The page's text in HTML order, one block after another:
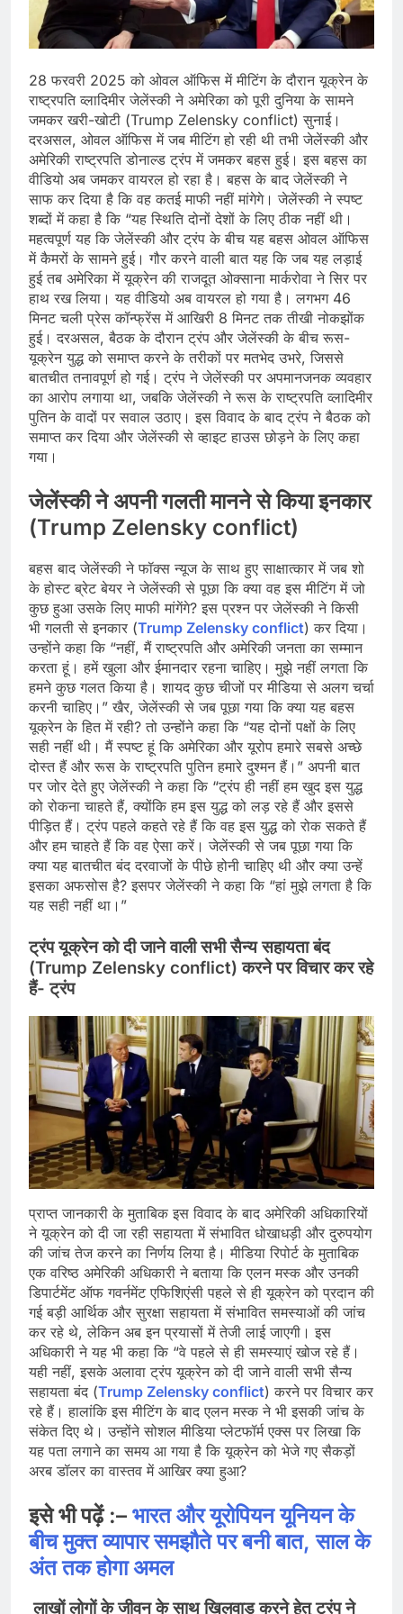
Scheme को मंजूरी दी, खेल ढाँचे को मजबूत
करने के लिए ₹36,441 करोड़ का बड़ा
प्रावधान
August 1, 2026
कॉमनवेल्थ गेम्स 2026 में आज भारत के लिए
में कई पदक मुकाबले, स्वर्ण पर निगाहें
August 1, 2026
MCC जल्द जारी करेगा NEET UG 2026
काउंसलिंग शेड्यूल, लाखों अभ्यर्थियों का
इंतजार अंतिम चरण में
July 31, 2026
28 फरवरी 2025 को ओवल ऑफिस में मीटिंग के दौरान यूक्रेन के
राष्ट्रपति व्लादिमीर जेलेंस्की ने अमेरिका को पूरी दुनिया के सामने
जमकर खरी-खोटी (Trump Zelensky conflict) सुनाई।
दरअसल, ओवल ऑफिस में जब मीटिंग हो रही थी तभी जेलेंस्की और
अमेरिकी राष्ट्रपति डोनाल्ड ट्रंप में जमकर बहस हुई। इस बहस का
वीडियो अब जमकर वायरल हो रहा है। बहस के बाद जेलेंस्की ने
साफ कर दिया है कि वह कतई माफी नहीं मांगेगे। जेलेंस्की ने स्पष्ट
शब्दों में कहा है कि “यह स्थिति दोनों देशों के लिए ठीक नहीं थी।
महत्वपूर्ण यह कि जेलेंस्की और ट्रंप के बीच यह बहस ओवल ऑफिस
में कैमरों के सामने हुई। गौर करने वाली बात यह कि जब यह लड़ाई
हुई तब अमेरिका में यूक्रेन की राजदूत ओक्साना मार्करोवा ने सिर पर
हाथ रख लिया। यह वीडियो अब वायरल हो गया है। लगभग 46
मिनट चली प्रेस कॉन्फ्रेंस में आखिरी 8 मिनट तक तीखी नोकझोंक
हुई। दरअसल, बैठक के दौरान ट्रंप और जेलेंस्की के बीच रूस-
यूक्रेन युद्ध को समाप्त करने के तरीकों पर मतभेद उभरे, जिससे
बातचीत तनावपूर्ण हो गई। ट्रंप ने जेलेंस्की पर अपमानजनक व्यवहार
का आरोप लगाया था, जबकि जेलेंस्की ने रूस के राष्ट्रपति व्लादिमीर
पुतिन के वादों पर सवाल उठाए। इस विवाद के बाद ट्रंप ने बैठक को
समाप्त कर दिया और जेलेंस्की से व्हाइट हाउस छोड़ने के लिए कहा
गया।
जेलेंस्की ने अपनी गलती मानने से किया इनकार
(Trump Zelensky conflict)
बहस बाद जेलेंस्की ने फॉक्स न्यूज के साथ हुए साक्षात्कार में जब शो
के होस्ट ब्रेट बेयर ने जेलेंस्की से पूछा कि क्या वह इस मीटिंग में जो
कुछ हुआ उसके लिए माफी मांगेंगे? इस प्रश्न पर जेलेंस्की ने किसी
भी गलती से इनकार (Trump Zelensky conflict) कर दिया।
उन्होंने कहा कि “नहीं, मैं राष्ट्रपति और अमेरिकी जनता का सम्मान
करता हूं। हमें खुला और ईमानदार रहना चाहिए। मुझे नहीं लगता कि
हमने कुछ गलत किया है। शायद कुछ चीजों पर मीडिया से अलग चर्चा
करनी चाहिए।” खैर, जेलेंस्की से जब पूछा गया कि क्या यह बहस
यूक्रेन के हित में रही? तो उन्होंने कहा कि “यह दोनों पक्षों के लिए
सही नहीं थी। मैं स्पष्ट हूं कि अमेरिका और यूरोप हमारे सबसे अच्छे
दोस्त हैं और रूस के राष्ट्रपति पुतिन हमारे दुश्मन हैं।” अपनी बात
पर जोर देते हुए जेलेंस्की ने कहा कि “ट्रंप ही नहीं हम खुद इस युद्ध
को रोकना चाहते हैं, क्योंकि हम इस युद्ध को लड़ रहे हैं और इससे
पीड़ित हैं। ट्रंप पहले कहते रहे हैं कि वह इस युद्ध को रोक सकते हैं
और हम चाहते हैं कि वह ऐसा करें। जेलेंस्की से जब पूछा गया कि
क्या यह बातचीत बंद दरवाजों के पीछे होनी चाहिए थी और क्या उन्हें
इसका अफसोस है? इसपर जेलेंस्की ने कहा कि “हां मुझे लगता है कि
यह सही नहीं था।”
ट्रंप यूक्रेन को दी जाने वाली सभी सैन्य सहायता बंद
(Trump Zelensky conflict) करने पर विचार कर रहे
हैं- ट्रंप
प्राप्त जानकारी के मुताबिक इस विवाद के बाद अमेरिकी अधिकारियों
ने यूक्रेन को दी जा रही सहायता में संभावित धोखाधड़ी और दुरुपयोग
की जांच तेज करने का निर्णय लिया है। मीडिया रिपोर्ट के मुताबिक
एक वरिष्ठ अमेरिकी अधिकारी ने बताया कि एलन मस्क और उनकी
डिपार्टमेंट ऑफ गवर्नमेंट एफिशिएंसी पहले से ही यूक्रेन को प्रदान की
गई बड़ी आर्थिक और सुरक्षा सहायता में संभावित समस्याओं की जांच
कर रहे थे, लेकिन अब इन प्रयासों में तेजी लाई जाएगी। इस
अधिकारी ने यह भी कहा कि “वे पहले से ही समस्याएं खोज रहे हैं।
यही नहीं, इसके अलावा ट्रंप यूक्रेन को दी जाने वाली सभी सैन्य
सहायता बंद (Trump Zelensky conflict) करने पर विचार कर
रहे हैं। हालांकि इस मीटिंग के बाद एलन मस्क ने भी इसकी जांच के
संकेत दिए थे। उन्होंने सोशल मीडिया प्लेटफॉर्म एक्स पर लिखा कि
यह पता लगाने का समय आ गया है कि यूक्रेन को भेजे गए सैकड़ों
अरब डॉलर का वास्तव में आखिर क्या हुआ?
इसे भी पढ़ें :– भारत और यूरोपियन यूनियन के
बीच मुक्त व्यापार समझौते पर बनी बात, साल के
अंत तक होगा अमल
लाखों लोगों के जीवन के साथ खिलवाड़ करने हेतु ट्रंप ने